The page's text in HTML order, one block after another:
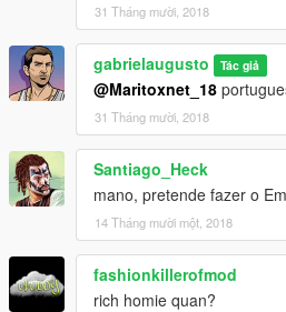
31 Tháng mười, 2018
gabrielaugusto Tác giả
@Maritoxnet_18
31 Tháng mười, 2018
Santiago_Heck
mano, pretende fazer o
14 Tháng mười một, 2018
fashionkillerofmod
rich homie quan?